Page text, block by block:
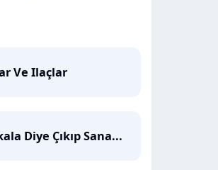
Ve Ilaçlar
Diye Çıkıp Sana...